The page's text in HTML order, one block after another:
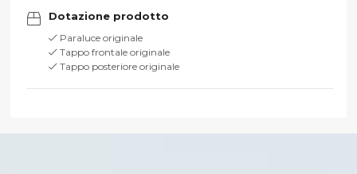
Dotazione prodotto
Paraluce originale
Tappo frontale originale
Tappo posteriore originale